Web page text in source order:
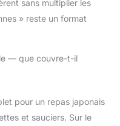
une touche de
à vos repas
plan.
SUSHI
2 assiettes
(17 x 17 cm), 2
sans multiplier les
» reste un format
— que couvre-t-il
pour un repas japonais
et sauciers. Sur le